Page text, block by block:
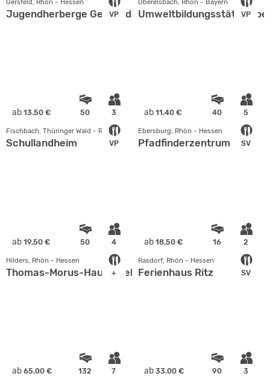
VP
Gersfeld, Rhön - Hessen
Jugendherberge Gersfeld VP
Oberelsbach, Rhön - Bayern
Umweltbildungsstätte
ab 13.50 € 50 3
VP
Fischbach, Thüringer Wald - Rhön
Schullandheim
ab 11.40 € 40 5
SV
Ebersburg, Rhön - Hessen
Pfadfinderzentrum
ab 19.50 € 50 4
+
Hilders, Rhön - Hessen
Thomas-Morus-Haus / Zeltplatz
ab 18.50 € 16 2
SV
Rasdorf, Rhön - Hessen
Ferienhaus Ritz
ab 65.00 € 132 7 ab 33.00 € 90 3